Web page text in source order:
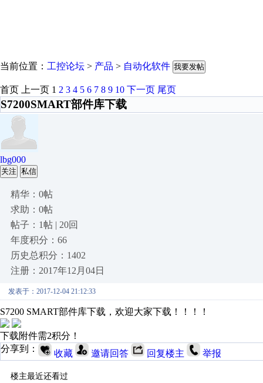
当前位置： 工控论坛 > 产品 > 自动化软件 我要发帖
首页 上一页 1 2 3 4 5 6 7 8 9 10 下一页 尾页
S7200SMART部件库下载
lbg000
关注 私信
精华：0帖
求助：0帖
帖子：1帖 | 20回
年度积分：66
历史总积分：1402
注册：2017年12月04日
发表于：2017-12-04 21:12:33
S7200 SMART部件库下载，欢迎大家下载！！！！
下载附件需2积分！
分享到：
收藏 邀请回答 回复楼主 举报
楼主最近还看过